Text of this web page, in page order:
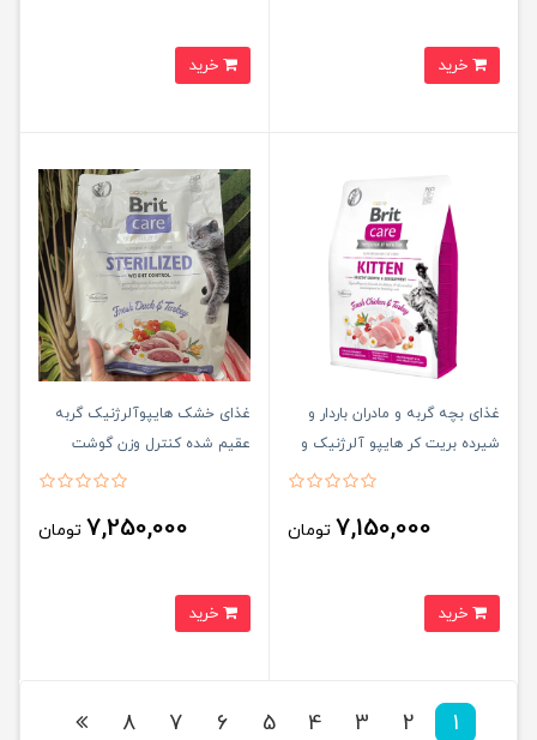
غذای بچه گربه و مادران باردار و
شیرده بریت کر هایپو آلرژنیک و
بدون غلات ۲ کیلوگرم Brit care
7,150,000 تومان
غذای خشک هایپوآلرژنیک گربه
عقیم شده کنترل وزن گوشت
بوقلمون و اردک بریت کر ۲
STERILIZED weight control
7,250,000 تومان
1
2
3
4
5
6
7
8